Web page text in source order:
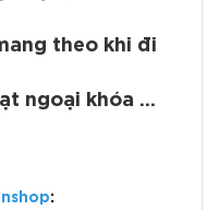
theo khi đi
ngoại khóa ...
: